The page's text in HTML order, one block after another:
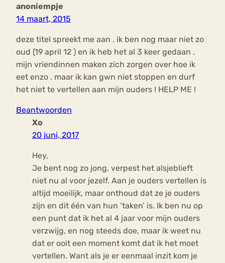
anoniempje
14 maart, 2015
deze titel spreekt me aan . ik ben nog maar niet zo
oud (19 april 12 ) en ik heb het al 3 keer gedaan .
mijn vriendinnen maken zich zorgen over hoe ik
eet enzo . maar ik kan gwn niet stoppen en durf
het niet te vertellen aan mijn ouders ! HELP ME !
Beantwoorden
Xo
20 juni, 2017
Hey,
Je bent nog zo jong, verpest het alsjeblieft
niet nu al voor jezelf. Aan je ouders vertellen is
altijd moeilijk, maar onthoud dat ze je ouders
zijn en dit één van hun ‘taken’ is. Ik ben nu op
een punt dat ik het al 4 jaar voor mijn ouders
verzwijg, en nog steeds doe, maar ik weet nu
dat er ooit een moment komt dat ik het moet
vertellen. Want als je er eenmaal inzit kom je